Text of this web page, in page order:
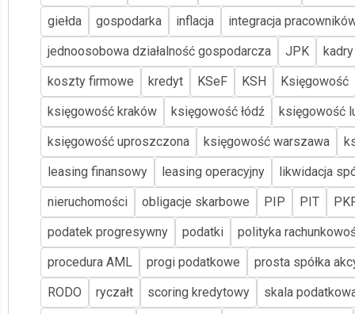
giełda
gospodarka inflacja
integracja
jednoosobowa działalność gospodarcza
JPK
koszty firmowe
kredyt KSeF KSH
Księgowość
księgowość kraków
księgowość łódź
księgowość
księgowość uproszczona
księgowość warszawa
leasing finansowy
leasing operacyjny
likwidacja
nieruchomości
obligacje skarbowe PIP PIT
podatek progresywny
podatki
polityka
procedura AML
progi podatkowe
prosta spółka
RODO
ryczałt scoring kredytowy
skala